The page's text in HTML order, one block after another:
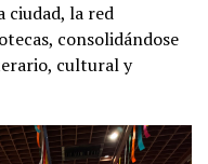
ciudad, la red
consolidándose
cultural y